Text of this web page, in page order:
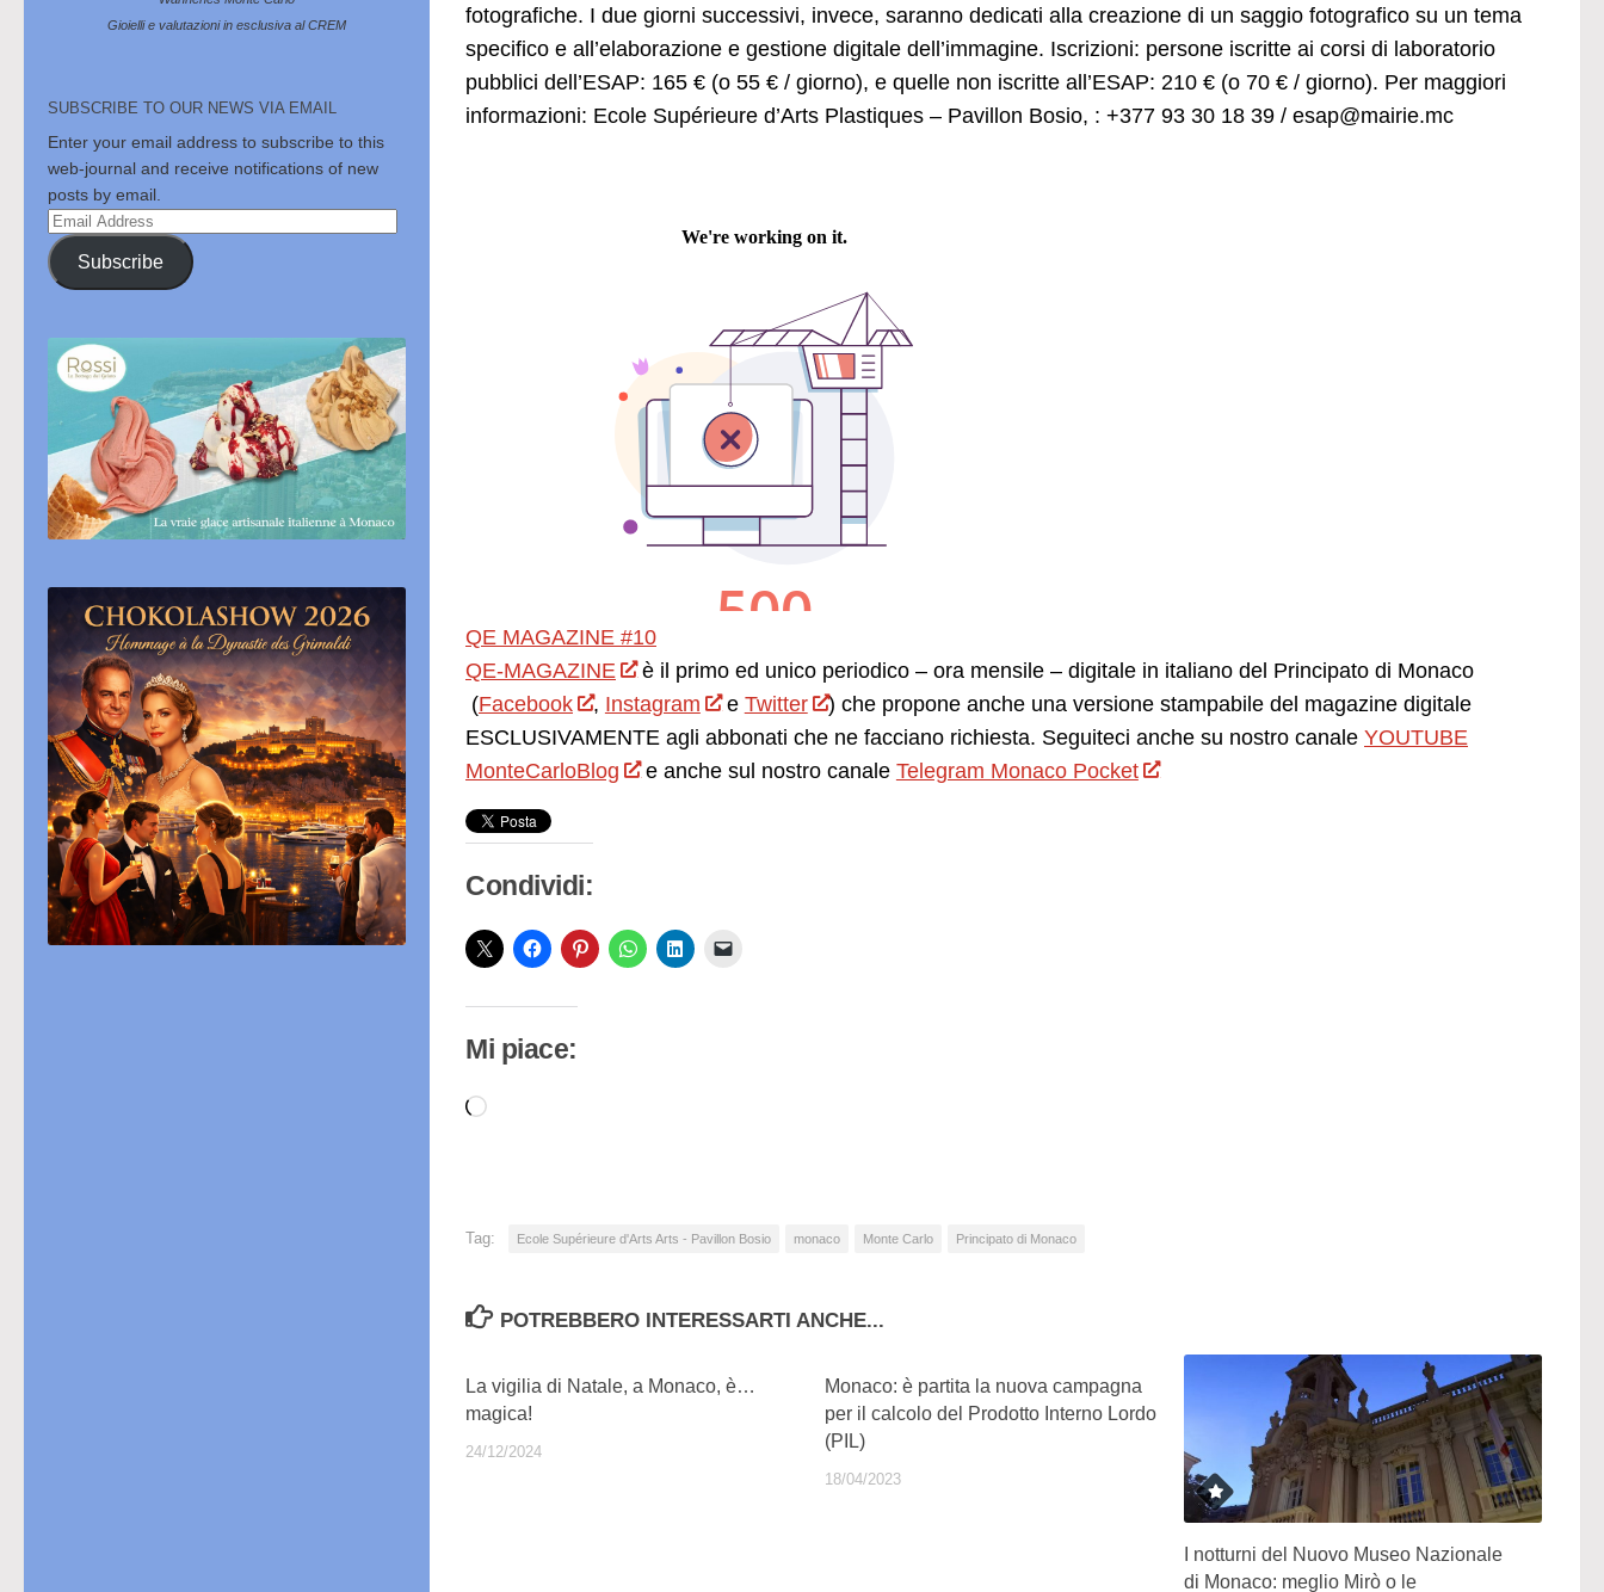
fotografiche. I due giorni successivi, invece, saranno dedicati alla creazione di un saggio fotografico su un tema
specifico e all’elaborazione e gestione digitale dell’immagine. Iscrizioni: persone iscritte ai corsi di laboratorio
pubblici dell’ESAP: 165 € (o 55 € / giorno), e quelle non iscritte all’ESAP: 210 € (o 70 € / giorno). Per maggiori
informazioni: Ecole Supérieure d’Arts Plastiques – Pavillon Bosio, : +377 93 30 18 39 / esap@mairie.mc
QE MAGAZINE #10
QE-MAGAZINE
è il primo ed unico periodico – ora mensile – digitale in italiano del Principato di Monaco
(Facebook , Instagram e Twitter
) che propone anche una versione stampabile del magazine digitale
ESCLUSIVAMENTE agli abbonati che ne facciano richiesta. Seguiteci anche su nostro canale YOUTUBE
MonteCarloBlog
e anche sul nostro canale Telegram Monaco Pocket
Condividi:
Mi piace:
Caricamento
Tag: Ecole Supérieure d'Arts Arts - Pavillon Bosio monaco Monte Carlo Principato di Monaco
POTREBBERO INTERESSARTI ANCHE...
La vigilia di Natale, a Monaco, è…
magica!
24/12/2024
Monaco: è partita la nuova campagna
per il calcolo del Prodotto Interno Lordo
(PIL)
18/04/2023
I notturni del Nuovo Museo Nazionale
di Monaco: meglio Mirò o le
Gioielli e valutazioni in esclusiva al CREM
SUBSCRIBE TO OUR NEWS VIA EMAIL
Enter your email address to subscribe to this
web-journal and receive notifications of new
posts by email.
Email
Address
Subscribe